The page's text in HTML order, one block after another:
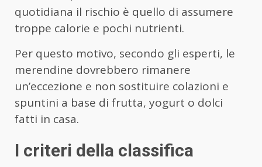
quotidiana il rischio è quello di assumere
troppe calorie e pochi nutrienti.
Per questo motivo, secondo gli esperti, le
merendine dovrebbero rimanere
un’eccezione e non sostituire colazioni e
spuntini a base di frutta, yogurt o dolci
fatti in casa.
I criteri della classifica